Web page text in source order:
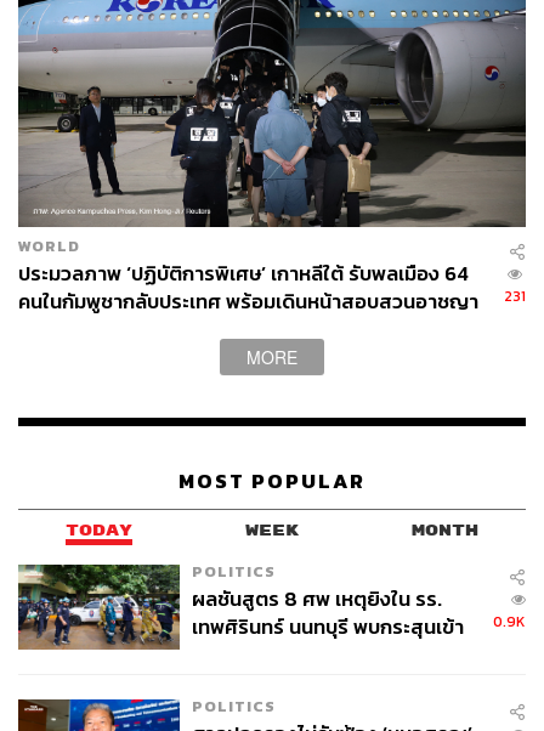
WORLD
ประมวลภาพ ‘ปฏิบัติการพิเศษ’ เกาหลีใต้ รับพลเมือง 64
คนในกัมพูชากลับประเทศ พร้อมเดินหน้าสอบสวนอาชญา
231
MORE
MOST POPULAR
TODAY WEEK MONTH
POLITICS
ผลชันสูตร 8 ศพ เหตุยิงใน รร.
เทพศิรินทร์ นนทบุรี พบกระสุนเข้า
0.9K
POLITICS